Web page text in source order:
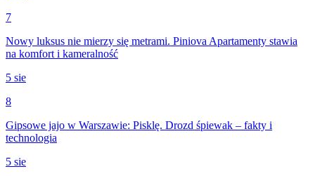
7
Nowy luksus nie mierzy się metrami. Piniova Apartamenty stawia
na komfort i kameralność
5 sie
8
Gipsowe jajo w Warszawie: Pisklę. Drozd śpiewak – fakty i
technologia
5 sie